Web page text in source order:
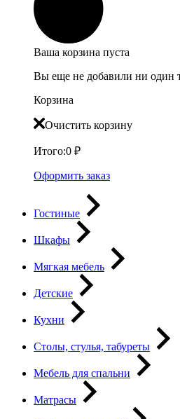
Ваша корзина пуста
Вы еще не добавили ни один
Корзина
Очистить корзину
Итого:0 ₽
Оформить заказ
Гостиные
Шкафы
Мягкая мебель
Детские
Кухни
Столы, стулья, табуреты
Мебель для спальни
Матрасы